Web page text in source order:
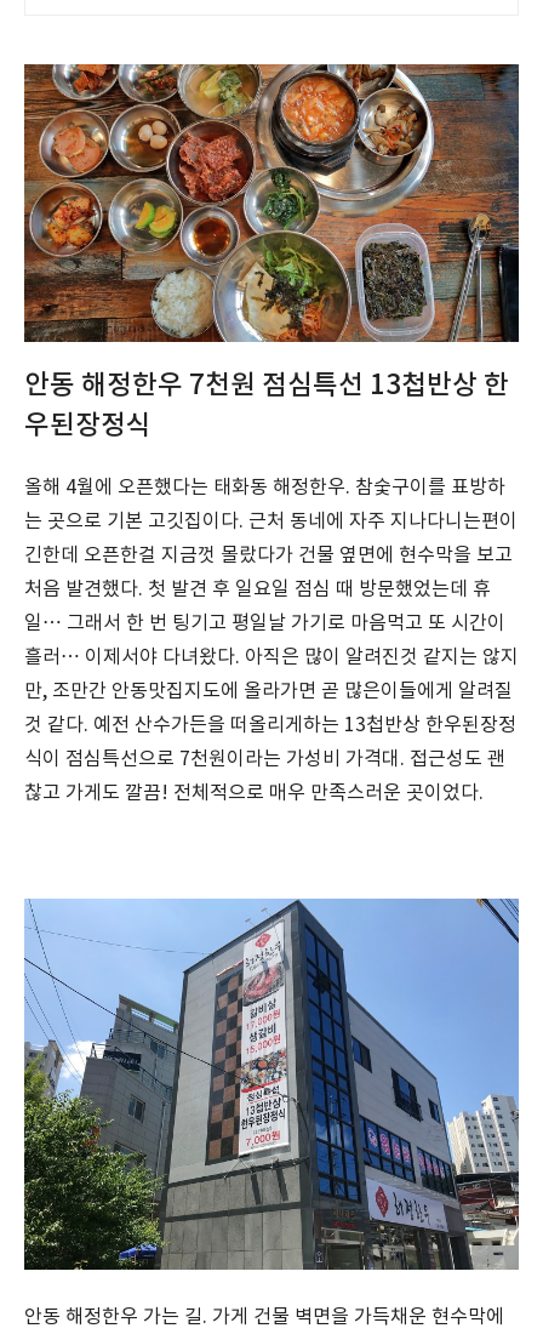
안동 해정한우 7천원 점심특선 13첩반상 한
우된장정식
올해 4월에 오픈했다는 태화동 해정한우. 참숯구이를 표방하
는 곳으로 기본 고깃집이다. 근처 동네에 자주 지나다니는편이
긴한데 오픈한걸 지금껏 몰랐다가 건물 옆면에 현수막을 보고
처음 발견했다. 첫 발견 후 일요일 점심 때 방문했었는데 휴
일… 그래서 한 번 팅기고 평일날 가기로 마음먹고 또 시간이
흘러… 이제서야 다녀왔다. 아직은 많이 알려진것 같지는 않지
만, 조만간 안동맛집지도에 올라가면 곧 많은이들에게 알려질
것 같다. 예전 산수가든을 떠올리게하는 13첩반상 한우된장정
식이 점심특선으로 7천원이라는 가성비 가격대. 접근성도 괜
찮고 가게도 깔끔! 전체적으로 매우 만족스러운 곳이었다.
안동 해정한우 가는 길. 가게 건물 벽면을 가득채운 현수막에